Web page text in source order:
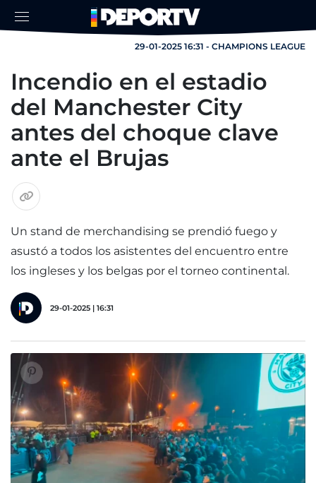
29-01-2025 16:31 - CHAMPIONS LEAGUE
Incendio en el estadio
del Manchester City
antes del choque clave
ante el Brujas
Un stand de merchandising se prendió fuego y
asustó a todos los asistentes del encuentro entre
los ingleses y los belgas por el torneo continental.
29-01-2025 | 16:31